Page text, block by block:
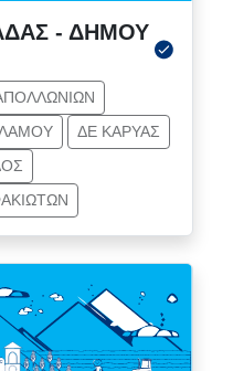
- ΔΗΜΟΥ
ΔΕ ΚΑΡΥΑΣ